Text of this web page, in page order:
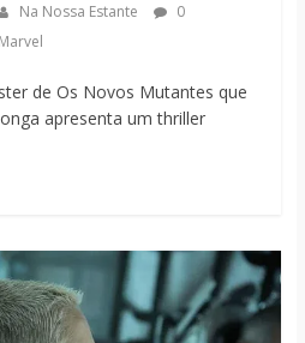
Na Nossa Estante
0
Marvel
de Os Novos Mutantes que
apresenta um thriller